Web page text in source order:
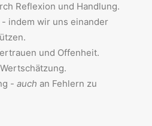
Reflexion und Handlung.
indem wir uns einander
und Offenheit.
- auch an Fehlern zu